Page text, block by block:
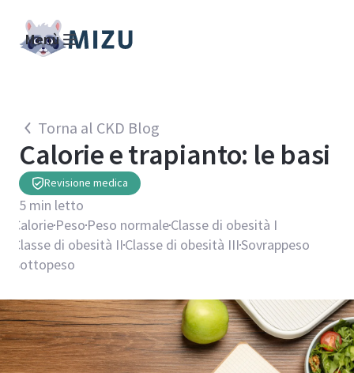
Menù
Torna al CKD Blog
Calorie e trapianto: le basi
Revisione medica
5 min letto
CaloriePeso Peso normaleClasse di obesità I
Classe di obesità IIClasse di obesità IIISovrappeso
Sottopeso